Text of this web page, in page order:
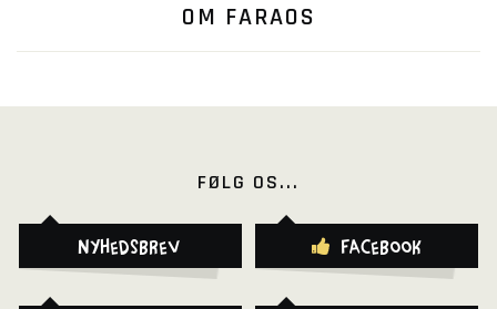
OM FARAOS
FØLG OS...
Nyhedsbrev Facebook